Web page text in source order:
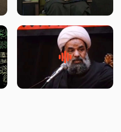
چه معناست – حجت الاسلام علوی
سلام جوانی که امام حسین علیه
السلام خودش جوابش را دادند